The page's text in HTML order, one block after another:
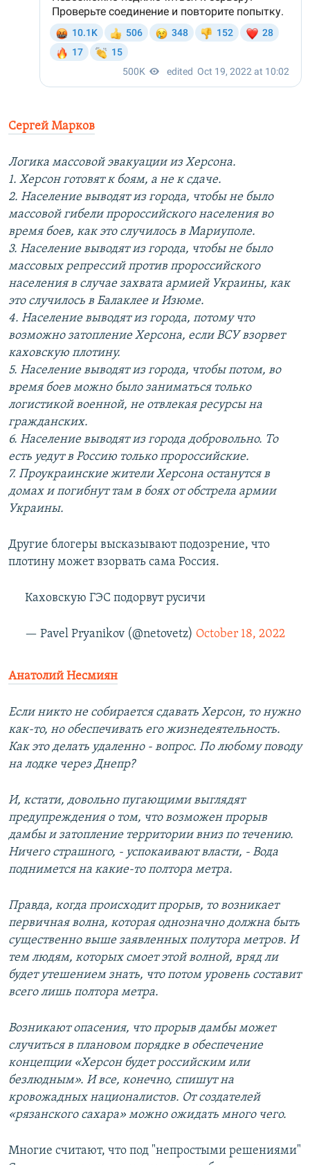
Сергей Марков
Логика массовой эвакуации из Херсона.
1. Херсон готовят к боям, а не к сдаче.
2. Население выводят из города, чтобы не было
массовой гибели пророссийского населения во
время боев, как это случилось в Мариуполе.
3. Население выводят из города, чтобы не было
массовых репрессий против пророссийского
населения в случае захвата армией Украины, как
это случилось в Балаклее и Изюме.
4. Население выводят из города, потому что
возможно затопление Херсона, если ВСУ взорвет
каховскую плотину.
5. Население выводят из города, чтобы потом, во
время боев можно было заниматься только
логистикой военной, не отвлекая ресурсы на
гражданских.
6. Население выводят из города добровольно. То
есть уедут в Россию только пророссийские.
7. Проукраинские жители Херсона останутся в
домах и погибнут там в боях от обстрела армии
Украины.
Другие блогеры высказывают подозрение, что
плотину может взорвать сама Россия.
Каховскую ГЭС подорвут русичи
— Pavel Pryanikov (@netovetz) October 18, 2022
Анатолий Несмиян
Если никто не собирается сдавать Херсон, то нужно
как-то, но обеспечивать его жизнедеятельность.
Как это делать удаленно - вопрос. По любому поводу
на лодке через Днепр?
И, кстати, довольно пугающими выглядят
предупреждения о том, что возможен прорыв
дамбы и затопление территории вниз по течению.
Ничего страшного, - успокаивают власти, - Вода
поднимется на какие-то полтора метра.
Правда, когда происходит прорыв, то возникает
первичная волна, которая однозначно должна быть
существенно выше заявленных полутора метров. И
тем людям, которых смоет этой волной, вряд ли
будет утешением знать, что потом уровень составит
всего лишь полтора метра.
Возникают опасения, что прорыв дамбы может
случиться в плановом порядке в обеспечение
концепции «Херсон будет российским или
безлюдным». И все, конечно, спишут на
кровожадных националистов. От создателей
«рязанского сахара» можно ожидать много чего.
Многие считают, что под "непростыми решениями"